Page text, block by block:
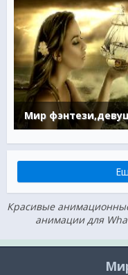
Мир
Красивые
анимации для